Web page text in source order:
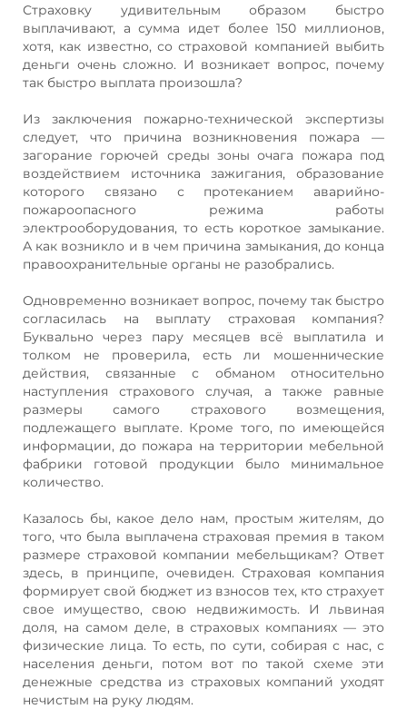
Страховку удивительным образом быстро
выплачивают, а сумма идет более 150 миллионов,
хотя, как известно, со страховой компанией выбить
деньги очень сложно. И возникает вопрос, почему
так быстро выплата произошла?
Из заключения пожарно-технической экспертизы
следует, что причина возникновения пожара —
загорание горючей среды зоны очага пожара под
воздействием источника зажигания, образование
которого связано с протеканием аварийно-
пожароопасного режима работы
электрооборудования, то есть короткое замыкание.
А как возникло и в чем причина замыкания, до конца
правоохранительные органы не разобрались.
Одновременно возникает вопрос, почему так быстро
согласилась на выплату страховая компания?
Буквально через пару месяцев всё выплатила и
толком не проверила, есть ли мошеннические
действия, связанные с обманом относительно
наступления страхового случая, а также равные
размеры самого страхового возмещения,
подлежащего выплате. Кроме того, по имеющейся
информации, до пожара на территории мебельной
фабрики готовой продукции было минимальное
количество.
Казалось бы, какое дело нам, простым жителям, до
того, что была выплачена страховая премия в таком
размере страховой компании мебельщикам? Ответ
здесь, в принципе, очевиден. Страховая компания
формирует свой бюджет из взносов тех, кто страхует
свое имущество, свою недвижимость. И львиная
доля, на самом деле, в страховых компаниях — это
физические лица. То есть, по сути, собирая с нас, с
населения деньги, потом вот по такой схеме эти
денежные средства из страховых компаний уходят
нечистым на руку людям.